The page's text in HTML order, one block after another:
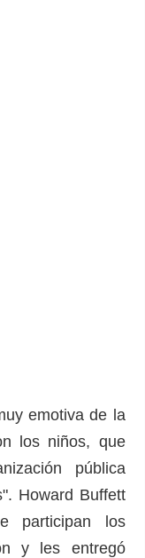
emotiva de la
los niños, que
pública
Howard Buffett
participan los
y les entregó